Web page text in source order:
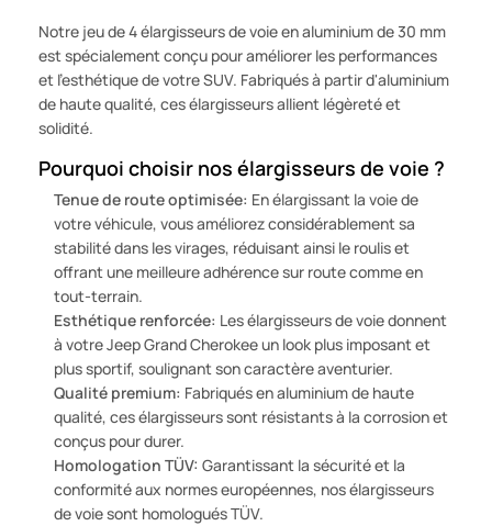
Notre jeu de 4 élargisseurs de voie en aluminium de 30 mm
est spécialement conçu pour améliorer les performances
et l'esthétique de votre SUV. Fabriqués à partir d'aluminium
de haute qualité, ces élargisseurs allient légèreté et
solidité.
Pourquoi choisir nos élargisseurs de voie ?
Tenue de route optimisée: En élargissant la voie de
votre véhicule, vous améliorez considérablement sa
stabilité dans les virages, réduisant ainsi le roulis et
offrant une meilleure adhérence sur route comme en
tout-terrain.
Esthétique renforcée: Les élargisseurs de voie donnent
à votre Jeep Grand Cherokee un look plus imposant et
plus sportif, soulignant son caractère aventurier.
Qualité premium: Fabriqués en aluminium de haute
qualité, ces élargisseurs sont résistants à la corrosion et
conçus pour durer.
Homologation TÜV: Garantissant la sécurité et la
conformité aux normes européennes, nos élargisseurs
de voie sont homologués TÜV.